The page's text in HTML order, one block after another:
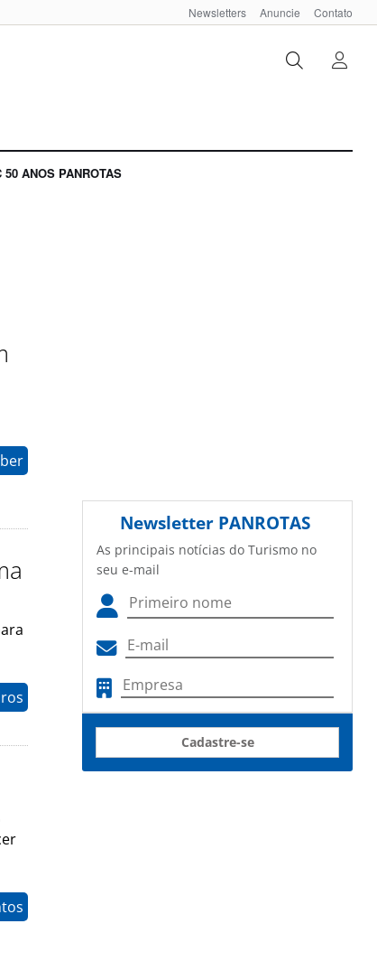
Newsletters Anuncie Contato
50 ANOS PANROTAS
Newsletter PANROTAS
As principais notícias do Turismo no
seu e-mail
Cadastre-se